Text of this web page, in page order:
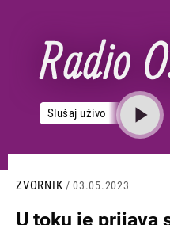
sadržaj
Slušaj uživo
ZVORNIK / 03.05.2023
U toku je prijava